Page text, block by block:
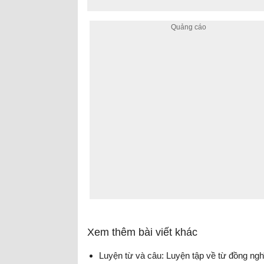
Xem thêm bài viết khác
Luyện từ và câu: Luyện tập về từ đồng